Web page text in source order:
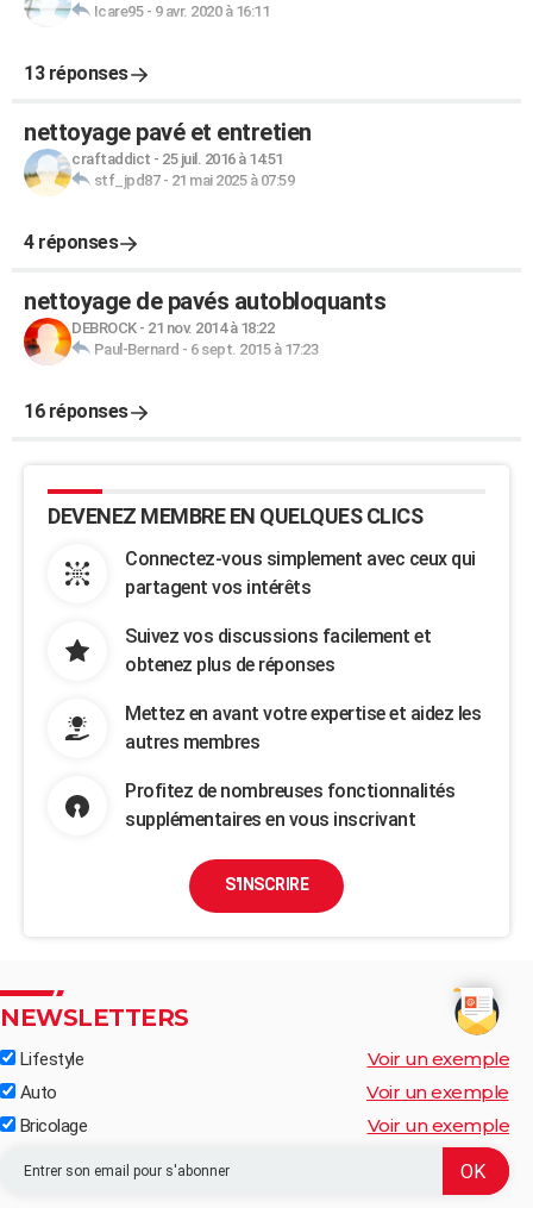
Icare95- 9 avr. 2020 à 16:11
13 réponses
nettoyage pavé et entretien
craftaddict - 25 juil. 2016 à 14:51
stf_jpd87- 21 mai 2025 à 07:59
4 réponses
nettoyage de pavés autobloquants
DEBROCK- 21 nov. 2014 à 18:22
Paul-Bernard - 6 sept. 2015 à 17:23
16 réponses
DEVENEZ MEMBRE EN QUELQUES CLICS
Connectez-vous simplement avec ceux qui
partagent vos intérêts
Suivez vos discussions facilement et
obtenez plus de réponses
Mettez en avant votre expertise et aidez les
autres membres
Profitez de nombreuses fonctionnalités
supplémentaires en vous inscrivant
S'INSCRIRE
NEWSLETTERS
Lifestyle Voir un exemple
Auto Voir un exemple
Bricolage Voir un exemple